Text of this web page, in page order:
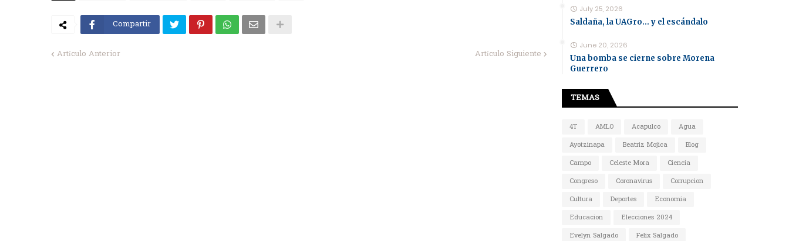
Compartir
Artículo Anterior Artículo Siguiente
July 25, 2026
Saldaña, la UAGro... y el escándalo
June 20, 2026
Una bomba se cierne sobre Morena
Guerrero
TEMAS
4T AMLO Acapulco
Agua
Ayotzinapa
Beatriz Mojica
Blog
Campo
Celeste Mora
Ciencia
Congreso
Coronavirus
Corrupcion
Cultura
Deportes
Economia
Educacion
Elecciones 2024
Evelyn Salgado
Felix Salgado